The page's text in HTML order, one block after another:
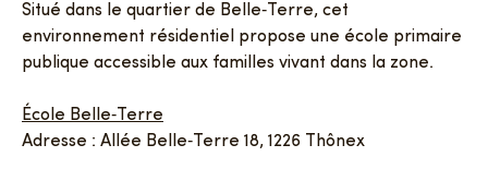
Situé dans le quartier de Belle‑Terre, cet
environnement résidentiel propose une école primaire
publique accessible aux familles vivant dans la zone.
École Belle‑Terre
Adresse : Allée Belle‑Terre 18, 1226 Thônex